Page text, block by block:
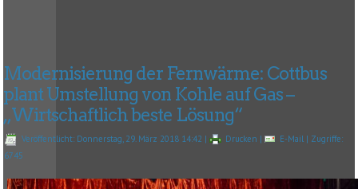
Modernisierung der Fernwärme: Cottbus
plant Umstellung von Kohle auf Gas –
„Wirtschaftlich beste Lösung“
Veröffentlicht: Donnerstag, 29. März 2018 14:42 | Drucken | E-Mail | Zugriffe:
6745